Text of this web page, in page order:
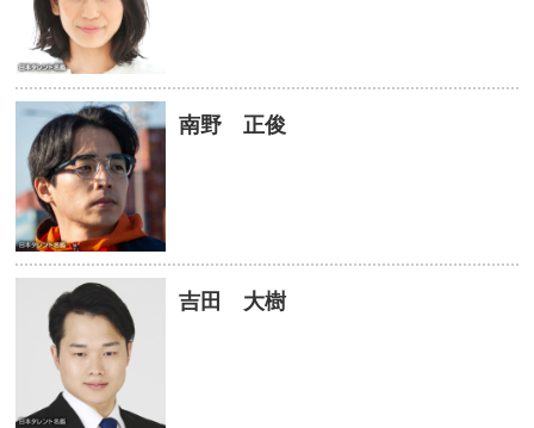
南野 正俊
吉田 大樹